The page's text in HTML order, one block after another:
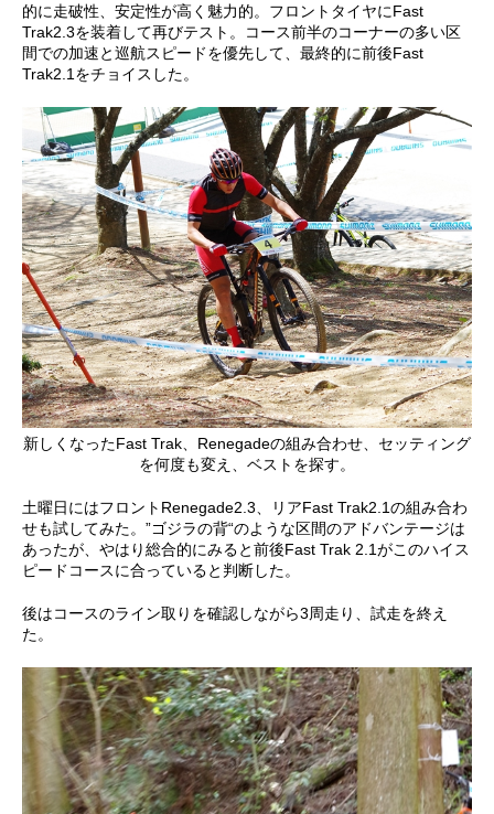
的に走破性、安定性が高く魅力的。フロントタイヤにFast
Trak2.3を装着して再びテスト。コース前半のコーナーの多い区
間での加速と巡航スピードを優先して、最終的に前後Fast
Trak2.1をチョイスした。
新しくなったFast Trak、Renegadeの組み合わせ、セッティング
を何度も変え、ベストを探す。
土曜日にはフロントRenegade2.3、リアFast Trak2.1の組み合わ
せも試してみた。”ゴジラの背“のような区間のアドバンテージは
あったが、やはり総合的にみると前後Fast Trak 2.1がこのハイス
ピードコースに合っていると判断した。
後はコースのライン取りを確認しながら3周走り、試走を終え
た。